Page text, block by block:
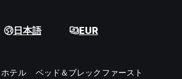
日本語 EUR
ホテル ベッド＆ブレックファースト